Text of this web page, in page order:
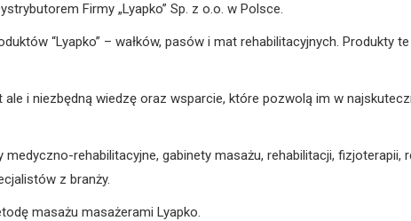
Firmy „Lyapko” Sp. z o.o. w Polsce.
“Lyapko” – wałków, pasów i mat rehabilitacyjnych. Produkty
i niezbędną wiedzę oraz wsparcie, które pozwolą im w
rehabilitacyjne, gabinety masażu, rehabilitacji, fizjoterapii,
z branży.
masażu masażerami Lyapko.